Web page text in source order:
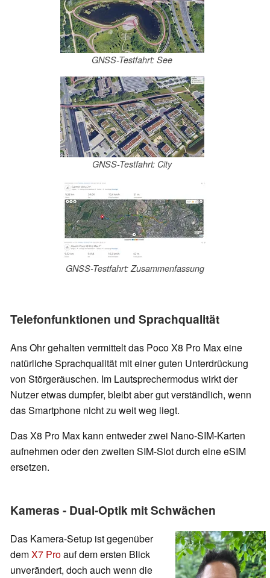
GNSS-Testfahrt: See
GNSS-Testfahrt: City
GNSS-Testfahrt: Zusammenfassung
Telefonfunktionen und Sprachqualität
Ans Ohr gehalten vermittelt das Poco X8 Pro Max eine
natürliche Sprachqualität mit einer guten Unterdrückung
von Störgeräuschen. Im Lautsprechermodus wirkt der
Nutzer etwas dumpfer, bleibt aber gut verständlich, wenn
das Smartphone nicht zu weit weg liegt.
Das X8 Pro Max kann entweder zwei Nano-SIM-Karten
aufnehmen oder den zweiten SIM-Slot durch eine eSIM
ersetzen.
Kameras - Dual-Optik mit Schwächen
Das Kamera-Setup ist gegenüber
demX7 Proauf dem ersten Blick
unverändert, doch auch wenn die